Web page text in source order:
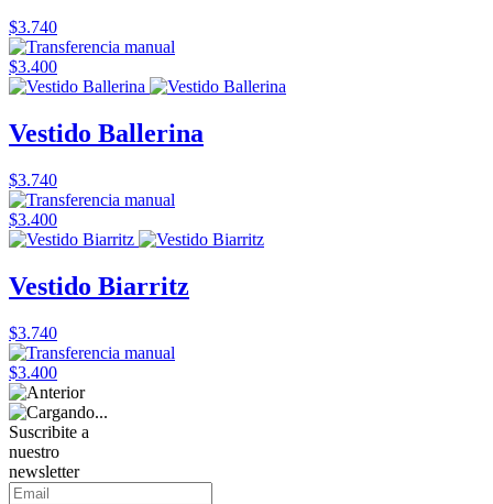
$3.740
$3.400
Vestido Ballerina
$3.740
$3.400
Vestido Biarritz
$3.740
$3.400
Suscribite a
nuestro
newsletter